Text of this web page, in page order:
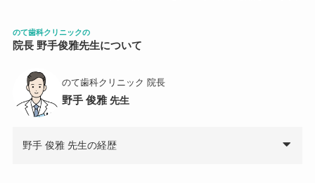
のて歯科クリニックの
院長 野手俊雅先生について
のて歯科クリニック 院長
野手 俊雅先生
野手 俊雅 先生の経歴